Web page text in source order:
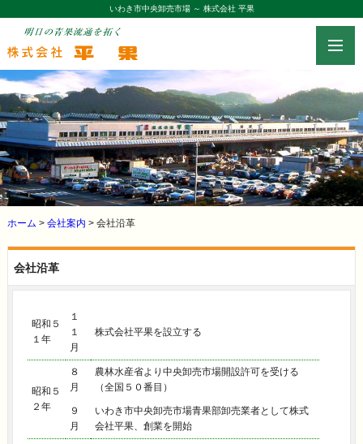
いわき市中央卸売市場 ～ 株式会社 平果
ホーム > 会社案内 > 会社沿革
会社沿革
昭和５
１年
１
１
月
株式会社平果を設立する
昭和５
２年
８
月
農林水産省より中央卸売市場開設許可を受ける
（全国５０番目）
９
月
いわき市中央卸売市場青果部卸売業者として株式
会社平果、創業を開始
toggle